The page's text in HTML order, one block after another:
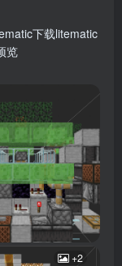
下载litematic
览
+2